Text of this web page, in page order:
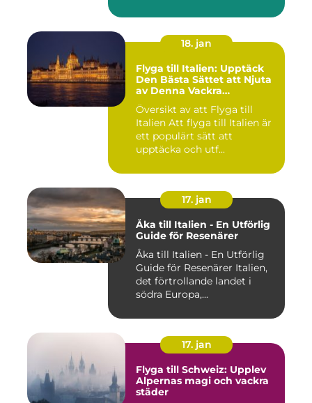
18. jan
Flyga till Italien: Upptäck
Den Bästa Sättet att Njuta
av Denna Vackra
Destination
Översikt av att Flyga till
Italien Att flyga till Italien är
ett populärt sätt att
upptäcka och utf...
17. jan
Åka till Italien - En Utförlig
Guide för Resenärer
Åka till Italien - En Utförlig
Guide för Resenärer Italien,
det förtrollande landet i
södra Europa,...
17. jan
Flyga till Schweiz: Upplev
Alpernas magi och vackra
städer